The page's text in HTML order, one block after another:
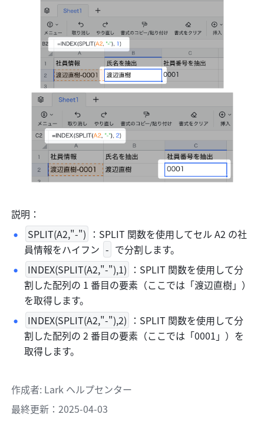
説明：
SPLIT(A2,"-") ：SPLIT 関数を使用してセル A2 の社
員情報をハイフン - で分割します。
INDEX(SPLIT(A2,"-"),1) ：SPLIT 関数を使用して分
割した配列の 1 番目の要素（ここでは「渡辺直樹」）
を取得します。
INDEX(SPLIT(A2,"-"),2) ：SPLIT 関数を使用して分
割した配列の 2 番目の要素（ここでは「0001」）を
取得します。
作成者: Lark ヘルプセンター
最終更新：2025-04-03